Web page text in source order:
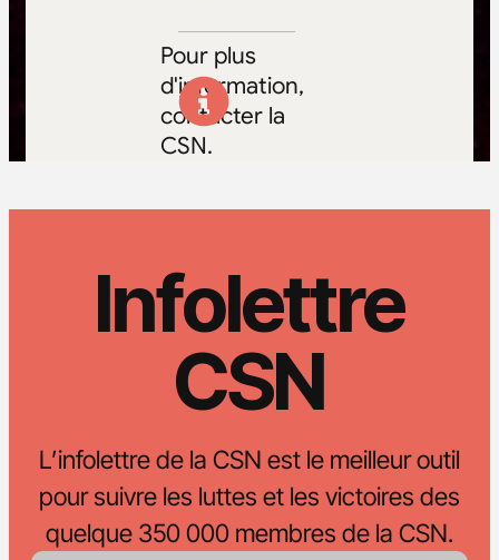
Pour plus
d'information,
contacter la
CSN.
Infolettre
CSN
L’infolettre de la CSN est le meilleur outil
pour suivre les luttes et les victoires des
quelque 350 000 membres de la CSN.